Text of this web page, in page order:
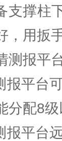
撑柱下
，用扳
报平台
平台可
分配8
平台远